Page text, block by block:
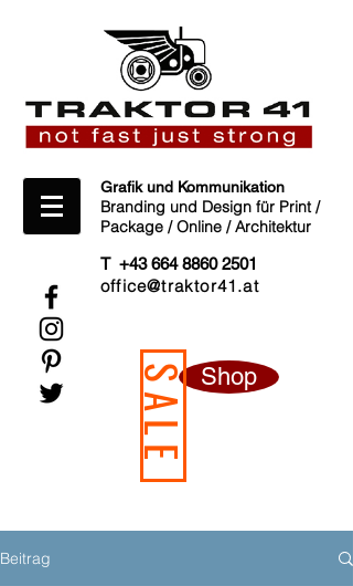
Grafik und Kommunikation
Branding und Design für Print /
Package / Online / Architektur
T +43 664 8860 2501
office@traktor41.at
Shop
SALE
Beitrag